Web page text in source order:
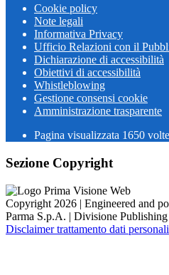
Cookie policy
Note legali
Informativa Privacy
Ufficio Relazioni con il
Dichiarazione di accessibilità
Obiettivi di accessibilità
Whistleblowing
Gestione consensi cookie
Amministrazione trasparente
Pagina visualizzata 1650 volte
Sezione Copyright
Copyright 2026 | Engineered and
Parma S.p.A. | Divisione
Disclaimer trattamento dati personali